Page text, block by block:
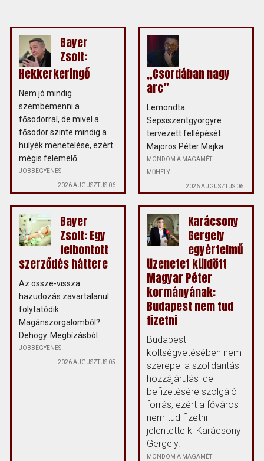
Bayer
Zsolt:
Hekkerkeringő
Nem jó mindig
szembemenni a
fősodorral, de mivel a
fősodor szinte mindig a
hülyék menetelése, ezért
mégis felemelő.
JOBBEGYENES
2026 AUGUSZTUS 06.
„Csordában nagy
arc”
Lemondta
Sepsiszentgyörgyre
tervezett fellépését
Majoros Péter Majka.
MONDOM A MAGAMÉT
MŰHELY
2026 AUGUSZTUS 06.
Bayer
Zsolt: Egy
felbontott
szerződés háttere
Az össze-vissza
hazudozás zavartalanul
folytatódik.
Magánszorgalomból?
Dehogy. Megbízásból.
JOBBEGYENES
2026 AUGUSZTUS 05.
Karácsony
Gergely
egyértelmű
üzenetet küldött
Magyar Péter
kormányának:
Budapest nem tud
fizetni
Budapest
költségvetésében nem
szerepel a szolidaritási
hozzájárulás idei
befizetésére szolgáló
forrás, ezért a főváros
nem tud fizetni –
jelentette ki Karácsony
Gergely.
MONDOM A MAGAMÉT